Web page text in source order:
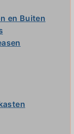
en Buiten